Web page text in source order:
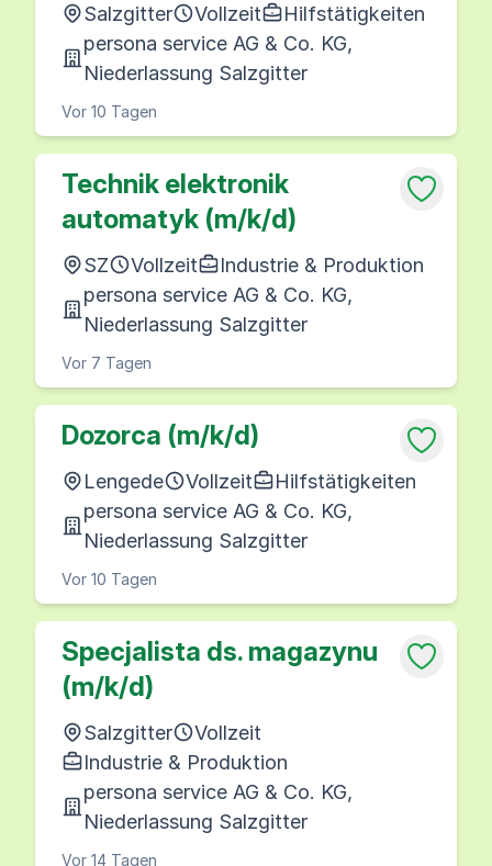
Salzgitter Vollzeit
Hilfstätigkeiten
persona service AG & Co. KG,
Niederlassung Salzgitter
Vor 10 Tagen
Technik elektronik
automatyk (m/k/d)
SZ Vollzeit
Industrie & Produktion
persona service AG & Co. KG,
Niederlassung Salzgitter
Vor 7 Tagen
Dozorca (m/k/d)
Lengede Vollzeit
Hilfstätigkeiten
persona service AG & Co. KG,
Niederlassung Salzgitter
Vor 10 Tagen
Specjalista ds. magazynu
(m/k/d)
Salzgitter
Vollzeit
Industrie & Produktion
persona service AG & Co. KG,
Niederlassung Salzgitter
Vor 14 Tagen